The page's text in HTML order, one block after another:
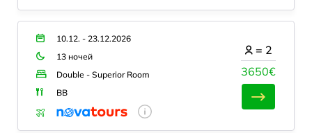
10.12. - 23.12.2026
13 ночей
Double - Superior Room
BB
3650€
= 2